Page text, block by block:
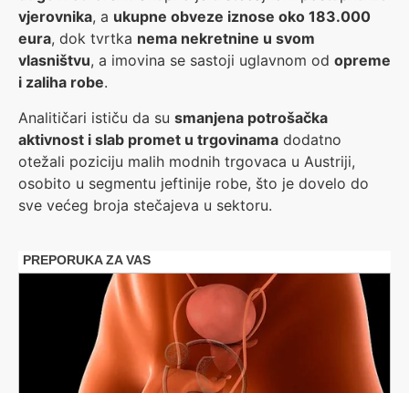
vjerovnika, a ukupne obveze iznose oko 183.000
eura, dok tvrtka nema nekretnine u svom
vlasništvu, a imovina se sastoji uglavnom od opreme
i zaliha robe.
Analitičari ističu da su smanjena potrošačka
aktivnost i slab promet u trgovinama dodatno
otežali poziciju malih modnih trgovaca u Austriji,
osobito u segmentu jeftinije robe, što je dovelo do
sve većeg broja stečajeva u sektoru.